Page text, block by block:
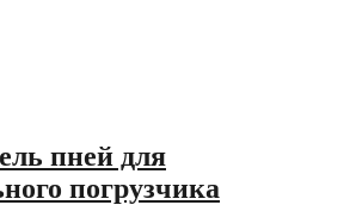
пней для
погрузчика